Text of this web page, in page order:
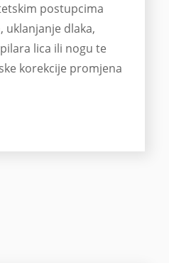
postupcima
uklanjanje dlaka,
lica ili nogu te
korekcije promjena